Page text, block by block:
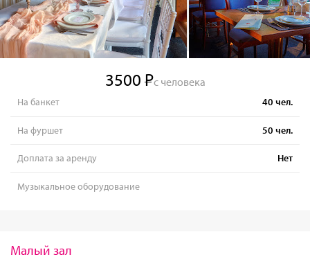
3500 с человека
На банкет 40 чел.
На фуршет 50 чел.
Доплата за аренду Нет
Музыкальное оборудование
Малый зал